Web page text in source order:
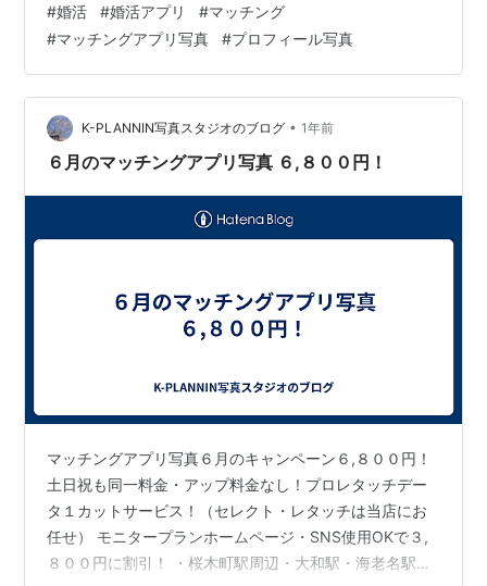
PLANNING https://kplanning.net/omiai/ タイムチケット
のプランは www.timeticket.jp
#婚活 #婚活アプリ #マッチング
#マッチングアプリ写真 #プロフィール写真
K-PLANNIN写真スタジオのブログ • 1年前
６月のマッチングアプリ写真 ６,８００円！
マッチングアプリ写真６月のキャンペーン６,８００円！
土日祝も同一料金・アップ料金なし！プロレタッチデー
タ１カットサービス！（セレクト・レタッチは当店にお
任せ） モニタープランホームページ・SNS使用OKで３,
８００円に割引！ ・桜木町駅周辺・大和駅・海老名駅周